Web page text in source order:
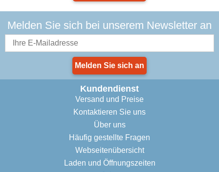
Melden Sie sich bei unserem Newsletter an
Melden Sie sich an
Kundendienst
Versand und Preise
Kontaktieren Sie uns
Über uns
Häufig gestellte Fragen
Webseitenübersicht
Laden und Öffnungszeiten